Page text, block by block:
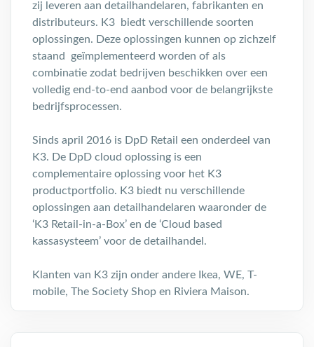
zij leveren aan detailhandelaren, fabrikanten en
distributeurs. K3 biedt verschillende soorten
oplossingen. Deze oplossingen kunnen op zichzelf
staand geïmplementeerd worden of als
combinatie zodat bedrijven beschikken over een
volledig end-to-end aanbod voor de belangrijkste
bedrijfsprocessen.
Sinds april 2016 is DpD Retail een onderdeel van
K3. De DpD cloud oplossing is een
complementaire oplossing voor het K3
productportfolio. K3 biedt nu verschillende
oplossingen aan detailhandelaren waaronder de
‘K3 Retail-in-a-Box’ en de ‘Cloud based
kassasysteem’ voor de detailhandel.
Klanten van K3 zijn onder andere Ikea, WE, T-
mobile, The Society Shop en Riviera Maison.